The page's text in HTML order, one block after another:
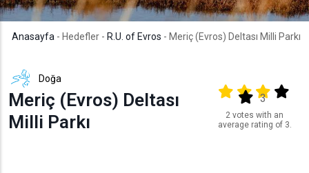
Anasayfa - Hedefler - R.U. of Evros - Meriç (Evros) Deltası Milli Parkı
Doğa
Meriç (Evros) Deltası
Milli Parkı
Output format
(star)(star)(star)
(star)
3
2 votes with an
average rating of 3.